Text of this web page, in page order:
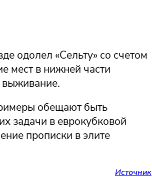
одолел «Сельту» со счетом
мест в нижней части
выживание.
обещают быть
задачи в еврокубковой
прописки в элите
Источник